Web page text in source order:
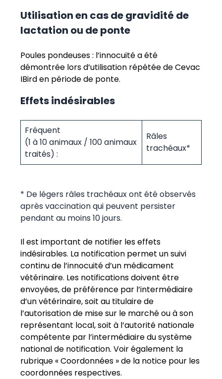
Utilisation en cas de gravidité de
lactation ou de ponte
Poules pondeuses : l’innocuité a été
démontrée lors d’utilisation répétée de Cevac
IBird en période de ponte.
Effets indésirables
Fréquent
(1 à 10 animaux / 100 animaux
traités) :
Râles
trachéaux*
* De légers râles trachéaux ont été observés
après vaccination qui peuvent persister
pendant au moins 10 jours.
Il est important de notifier les effets
indésirables. La notification permet un suivi
continu de l’innocuité d’un médicament
vétérinaire. Les notifications doivent être
envoyées, de préférence par l’intermédiaire
d’un vétérinaire, soit au titulaire de
l’autorisation de mise sur le marché ou à son
représentant local, soit à l’autorité nationale
compétente par l’intermédiaire du système
national de notification. Voir également la
rubrique « Coordonnées » de la notice pour les
coordonnées respectives.